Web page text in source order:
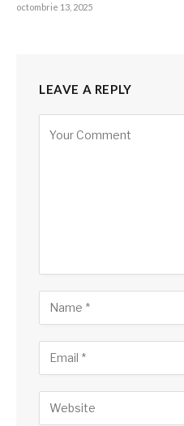
octombrie 13, 2025
LEAVE A REPLY